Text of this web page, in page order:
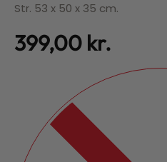
Str. 53 x 50 x 35 cm.
399,00 kr.